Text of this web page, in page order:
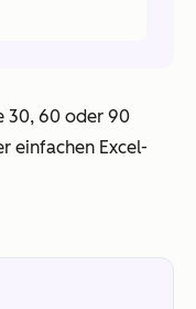
30, 60 oder 90
einfachen Excel-